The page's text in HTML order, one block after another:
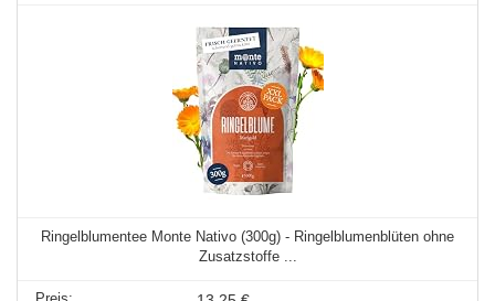
Ringelblumentee Monte Nativo (300g) - Ringelblumenblüten ohne
Zusatzstoffe ...